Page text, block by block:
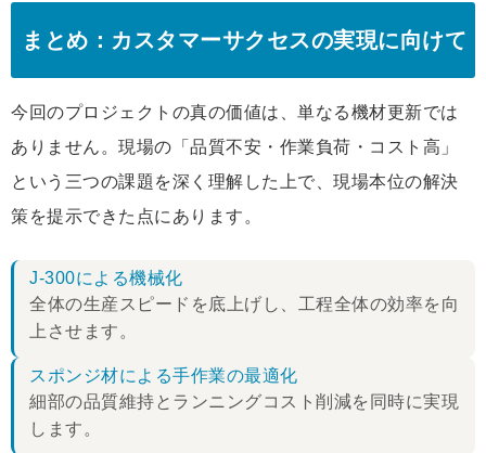
まとめ：カスタマーサクセスの実現に向けて
今回のプロジェクトの真の価値は、単なる機材更新では
ありません。現場の「品質不安・作業負荷・コスト高」
という三つの課題を深く理解した上で、現場本位の解決
策を提示できた点にあります。
J-300による機械化
全体の生産スピードを底上げし、工程全体の効率を向
上させます。
スポンジ材による手作業の最適化
細部の品質維持とランニングコスト削減を同時に実現
します。